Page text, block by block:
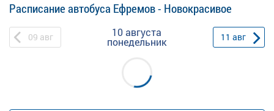
Расписание автобуса Ефремов - Новокрасивое
09 авг 10 августа
понедельник 11 авг